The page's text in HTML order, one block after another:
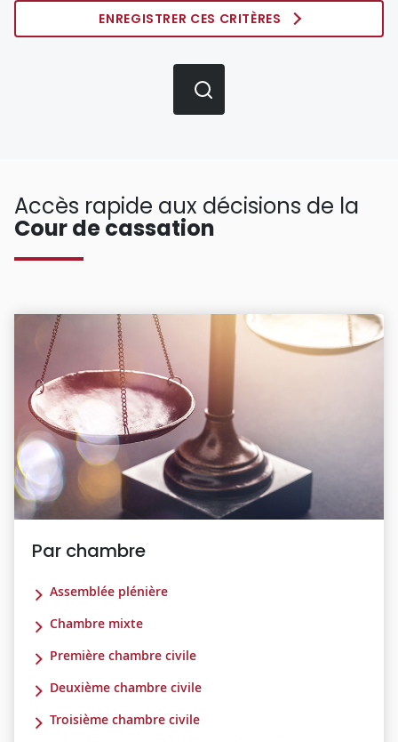
ENREGISTRER CES CRITÈRES
Accès rapide aux décisions de la
Cour de cassation
Par chambre
Assemblée plénière
Chambre mixte
Première chambre civile
Deuxième chambre civile
Troisième chambre civile